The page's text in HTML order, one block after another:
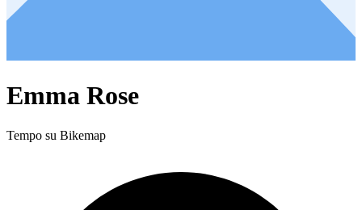
Emma Rose
Tempo su Bikemap